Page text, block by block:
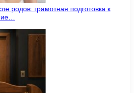
родов: грамотная подготовка к